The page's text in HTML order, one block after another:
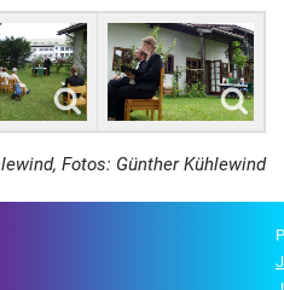
Fotos: Günther Kühlewind